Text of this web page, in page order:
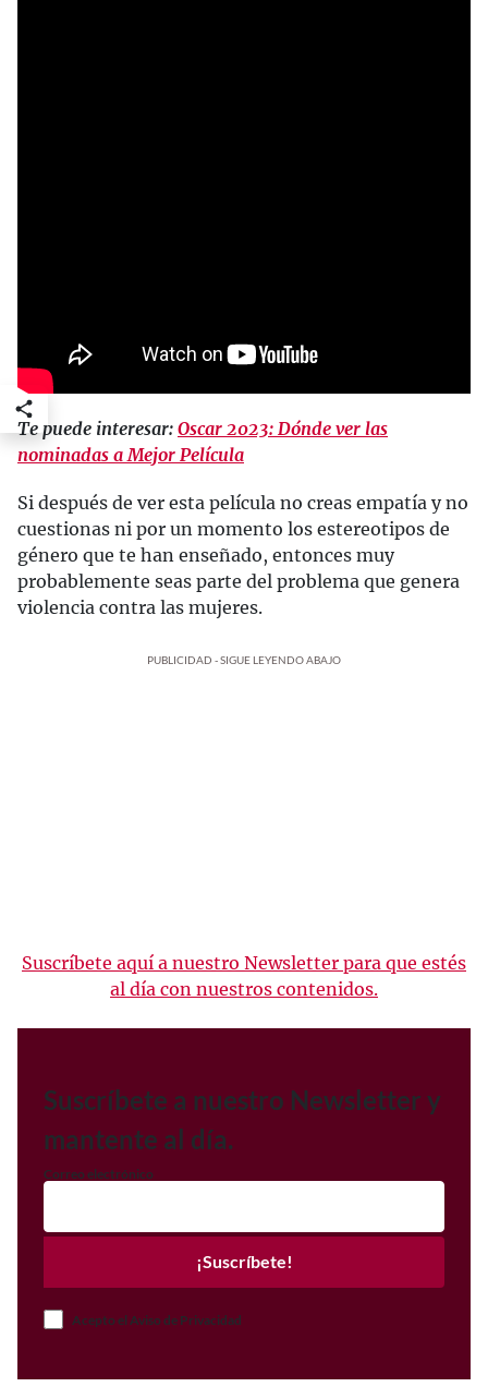
Te puede interesar: Oscar 2023: Dónde ver las
nominadas a Mejor Película
Si después de ver esta película no creas empatía y no
cuestionas ni por un momento los estereotipos de
género que te han enseñado, entonces muy
probablemente seas parte del problema que genera
violencia contra las mujeres.
PUBLICIDAD - SIGUE LEYENDO ABAJO
Suscríbete aquí a nuestro Newsletter para que estés
al día con nuestros contenidos.
Suscríbete a nuestro Newsletter y
mantente al día.
Correo electrónico
¡Suscríbete!
Acepto el Aviso de Privacidad